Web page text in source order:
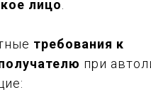
лицо
требования к
при